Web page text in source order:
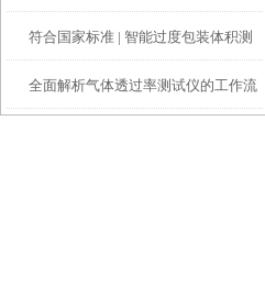
水蒸气透过率测试仪
符合国家标准 | 智能过度包装体积测
量系统助力行业告别过度包装
全面解析气体透过率测试仪的工作流